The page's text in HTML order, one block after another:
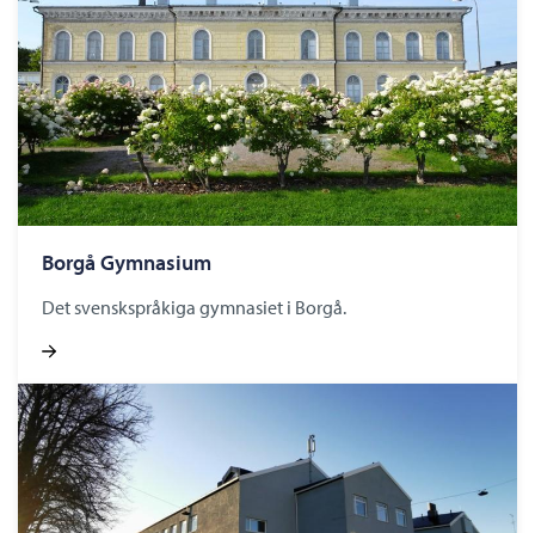
Borgå Gymnasium
Det svenskspråkiga gymnasiet i Borgå.